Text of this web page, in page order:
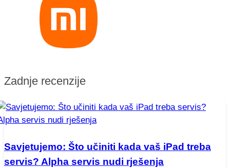
Zadnje recenzije
Savjetujemo: Što učiniti kada vaš iPad treba
servis? Alpha servis nudi rješenja